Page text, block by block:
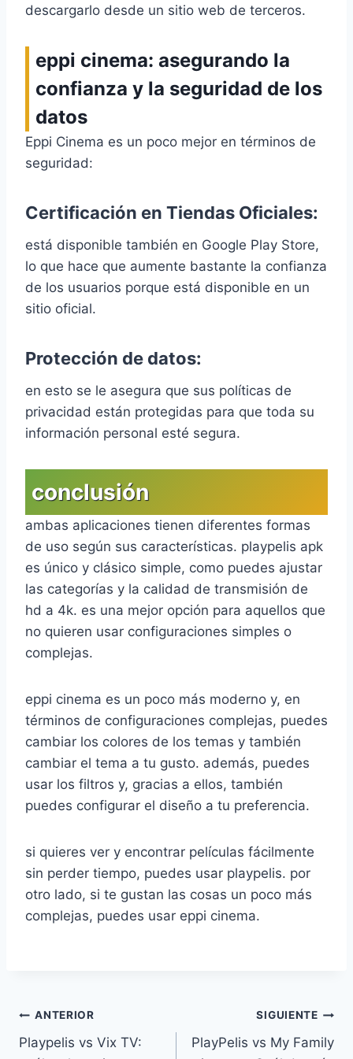
descargarlo desde un sitio web de terceros.
eppi cinema: asegurando la
confianza y la seguridad de los
datos
Eppi Cinema es un poco mejor en términos de
seguridad:
Certificación en Tiendas Oficiales:
está disponible también en Google Play Store,
lo que hace que aumente bastante la confianza
de los usuarios porque está disponible en un
sitio oficial.
Protección de datos:
en esto se le asegura que sus políticas de
privacidad están protegidas para que toda su
información personal esté segura.
conclusión
ambas aplicaciones tienen diferentes formas
de uso según sus características. playpelis apk
es único y clásico simple, como puedes ajustar
las categorías y la calidad de transmisión de
hd a 4k. es una mejor opción para aquellos que
no quieren usar configuraciones simples o
complejas.
eppi cinema es un poco más moderno y, en
términos de configuraciones complejas, puedes
cambiar los colores de los temas y también
cambiar el tema a tu gusto. además, puedes
usar los filtros y, gracias a ellos, también
puedes configurar el diseño a tu preferencia.
si quieres ver y encontrar películas fácilmente
sin perder tiempo, puedes usar playpelis. por
otro lado, si te gustan las cosas un poco más
complejas, puedes usar eppi cinema.
Navegación
de
ANTERIOR
Playpelis vs Vix TV:
SIGUIENTE
PlayPelis vs My Family